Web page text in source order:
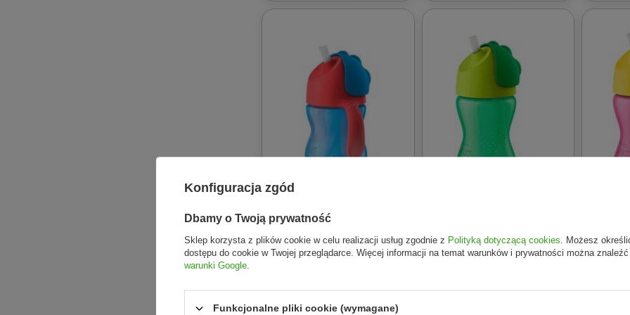
AVENT / PHILIPS
AVENT SCF796/01 Kubek
45,01 zł Do koszyka
AVENT / PHILIPS
AVENT SCF798/01 Kubek
49,47 zł Do koszyka
AVENT
AVENT
49,47
Konfiguracja zgód
Dbamy o Twoją prywatność
Sklep korzysta z plików cookie w celu realizacji usług zgodnie z Polityką dotyczącą cookies. Możesz
dostępu do cookie w Twojej przeglądarce. Więcej informacji na temat warunków i prywatności można
warunki Google.
Funkcjonalne pliki cookie (wymagane)